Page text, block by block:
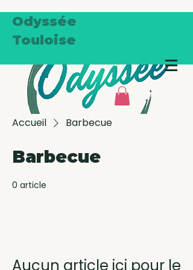
Odyssée
Touloise
Accueil Barbecue
Barbecue
0 article
Aucun article ici pour le